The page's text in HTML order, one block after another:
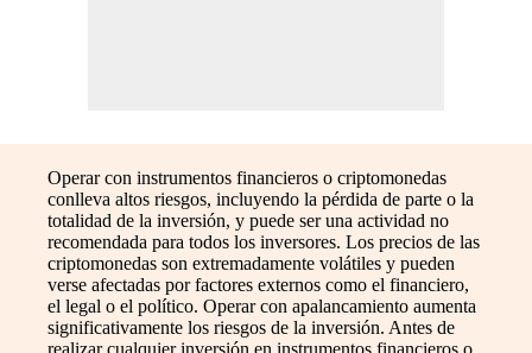
Operar con instrumentos financieros o criptomonedas
conlleva altos riesgos, incluyendo la pérdida de parte o la
totalidad de la inversión, y puede ser una actividad no
recomendada para todos los inversores. Los precios de las
criptomonedas son extremadamente volátiles y pueden
verse afectadas por factores externos como el financiero,
el legal o el político. Operar con apalancamiento aumenta
significativamente los riesgos de la inversión. Antes de
realizar cualquier inversión en instrumentos financieros o